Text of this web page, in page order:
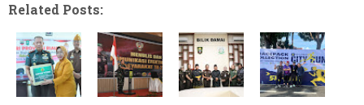
Related Posts: